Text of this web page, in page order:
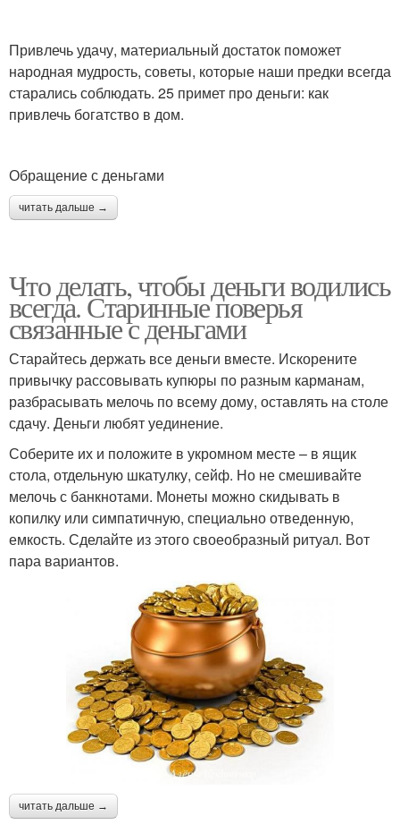
Привлечь удачу, материальный достаток поможет
народная мудрость, советы, которые наши предки всегда
старались соблюдать. 25 примет про деньги: как
привлечь богатство в дом.
Обращение с деньгами
читать дальше →
Что делать, чтобы деньги водились
всегда. Старинные поверья
связанные с деньгами
Старайтесь держать все деньги вместе. Искорените
привычку рассовывать купюры по разным карманам,
разбрасывать мелочь по всему дому, оставлять на столе
сдачу. Деньги любят уединение.
Соберите их и положите в укромном месте – в ящик
стола, отдельную шкатулку, сейф. Но не смешивайте
мелочь с банкнотами. Монеты можно скидывать в
копилку или симпатичную, специально отведенную,
емкость. Сделайте из этого своеобразный ритуал. Вот
пара вариантов.
читать дальше →